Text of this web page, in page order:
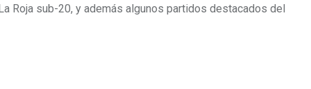
Roja sub-20, y además algunos partidos destacados del